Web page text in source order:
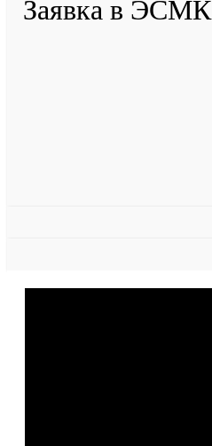
Заявка в ЭСМК